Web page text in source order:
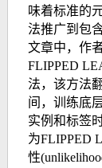
味着标准的
法推广到包
文章中，作
FLIPPED
法，该方法
间，训练底
实例和标签
为FLIPPED
性